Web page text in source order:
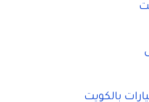
بالكويت